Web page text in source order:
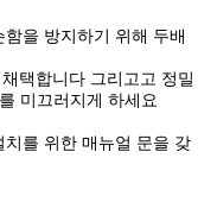
을 방지하기 위해 두배
택합니다 그리고고 정밀
미끄러지게 하세요
를 위한 매뉴얼 문을 갖